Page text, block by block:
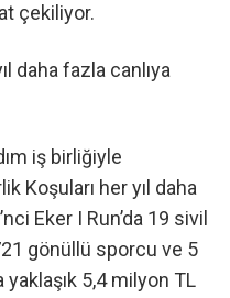
çekiliyor.
daha fazla canlıya
iş birliğiyle
Koşuları her yıl daha
Eker I Run’da 19 sivil
gönüllü sporcu ve 5
yaklaşık 5,4 milyon TL